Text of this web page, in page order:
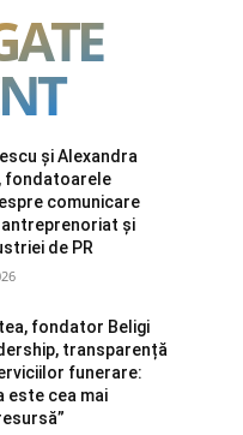
și Alexandra
fondatoarele
comunicare
și
de PR
fondator Beligi
transparență
funerare:
este cea mai